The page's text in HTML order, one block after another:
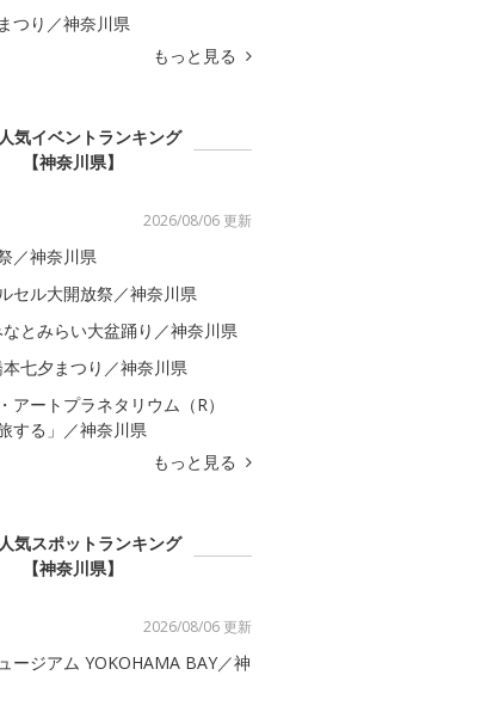
つり／神奈川県
もっと見る
気イベントランキング
【神奈川県】
2026/08/06 更新
／神奈川県
セル大開放祭／神奈川県
とみらい大盆踊り／神奈川県
七夕まつり／神奈川県
アートプラネタリウム（R）
する」／神奈川県
もっと見る
気スポットランキング
【神奈川県】
2026/08/06 更新
ージアム YOKOHAMA BAY／神